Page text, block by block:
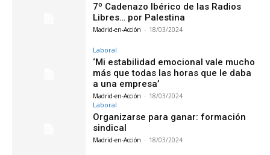
7º Cadenazo Ibérico de las Radios
Libres… por Palestina
Madrid-en-Acción - 18/03/2024
Laboral
‘Mi estabilidad emocional vale mucho
más que todas las horas que le daba
a una empresa’
Madrid-en-Acción - 18/03/2024
Laboral
Organizarse para ganar: formación
sindical
Madrid-en-Acción - 18/03/2024